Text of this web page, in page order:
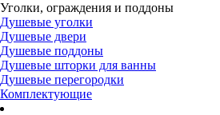
Уголки, ограждения и поддоны
Душевые уголки
Душевые двери
Душевые поддоны
Душевые шторки для ванны
Душевые перегородки
Комплектующие